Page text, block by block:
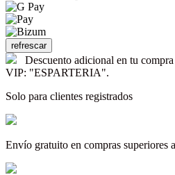
Descuento adicional en tu
VIP: "ESPARTERIA".
Solo para clientes registrados
Envío gratuito en compras superiores